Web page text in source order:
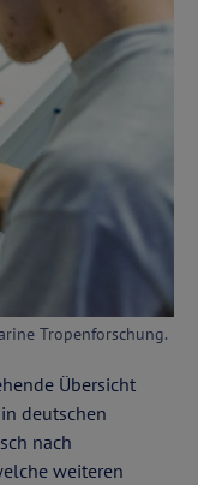
Tropenforschung.
Übersicht
deutschen
nach
weiteren